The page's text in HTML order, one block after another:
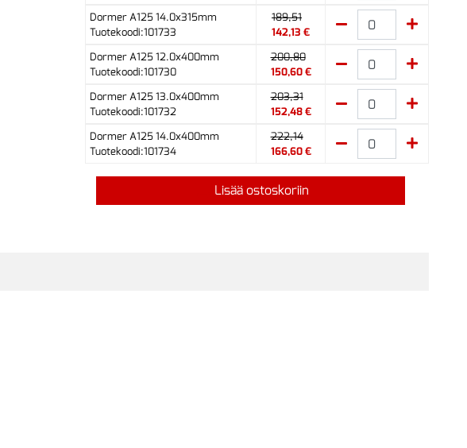
Dormer A125 14.0x315mm
Tuotekoodi:101733
189,51
142,13 €
Dormer A125 12.0x400mm
Tuotekoodi:101730
200,80
150,60 €
Dormer A125 13.0x400mm
Tuotekoodi:101732
203,31
152,48 €
Dormer A125 14.0x400mm
Tuotekoodi:101734
222,14
166,60 €
Lisää ostoskoriin